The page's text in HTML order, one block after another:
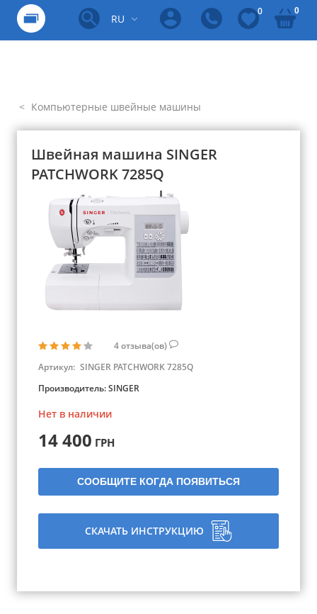
RU
0 0
Компьютерные швейные машины
Швейная машина SINGER
PATCHWORK 7285Q
4отзыва(ов)
Артикул: SINGER PATCHWORK 7285Q
Производитель:SINGER
Нет в наличии
14 400 ГРН
СООБЩИТЕ КОГДА ПОЯВИТЬСЯ
СКАЧАТЬ ИНСТРУКЦИЮ